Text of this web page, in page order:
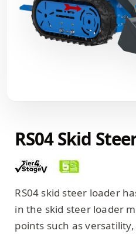
RS04 Skid
RS04 skid steer loader
in the skid steer loader
points such as